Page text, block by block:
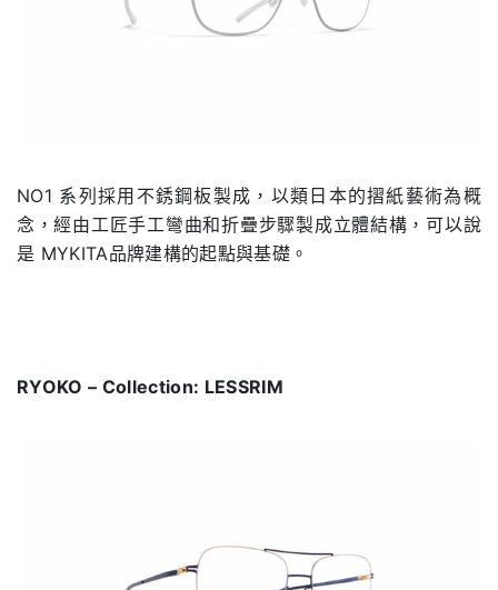
NO1 系列採用不銹鋼板製成，以類日本的摺紙藝術為概
念，經由工匠手工彎曲和折疊步驟製成立體結構，可以說
是 MYKITA品牌建構的起點與基礎。
RYOKO – Collection: LESSRIM